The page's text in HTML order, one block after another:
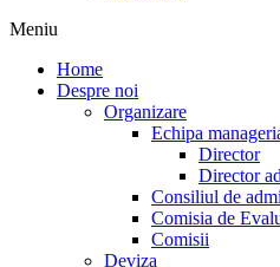
Meniu
Home
Despre noi
Organizare
Echipa
Director
Director
Consiliul de
Comisia de
Comisii
Deviza